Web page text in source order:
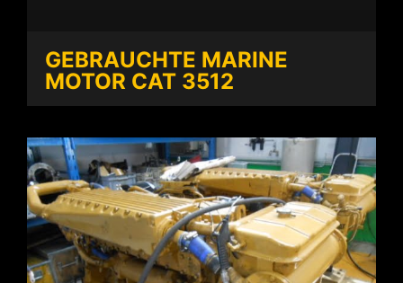
GEBRAUCHTE MARINE
MOTOR CAT 3512